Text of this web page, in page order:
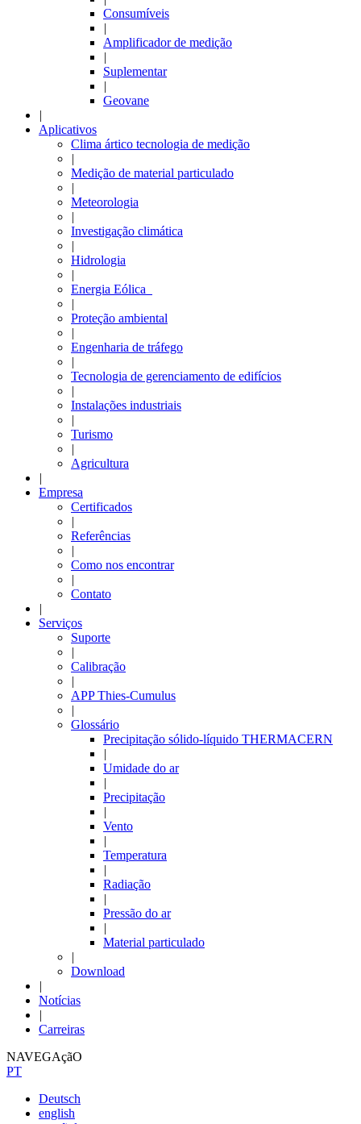
Consumíveis
|
Amplificador de medição
|
Suplementar
|
Geovane
|
Aplicativos
Clima ártico tecnologia de medição
|
Medição de material particulado
|
Meteorologia
|
Investigação climática
|
Hidrologia
|
Energia Eólica
|
Proteção ambiental
|
Engenharia de tráfego
|
Tecnologia de gerenciamento de edifícios
|
Instalações industriais
|
Turismo
|
Agricultura
|
Empresa
Certificados
|
Referências
|
Como nos encontrar
|
Contato
|
Serviços
Suporte
|
Calibração
|
APP Thies-Cumulus
|
Glossário
Precipitação sólido-líquido THERMACERN
|
Umidade do ar
|
Precipitação
|
Vento
|
Temperatura
|
Radiação
|
Pressão do ar
|
Material particulado
|
Download
|
Notícias
|
Carreiras
NAVEGAçãO
PT
Deutsch
english